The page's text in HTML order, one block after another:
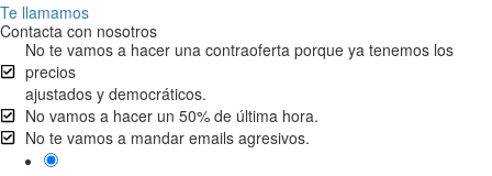
Te llamamos
Contacta con nosotros
No te vamos a hacer una contraoferta porque ya tenemos los
precios
ajustados y democráticos.
No vamos a hacer un 50% de última hora.
No te vamos a mandar emails agresivos.